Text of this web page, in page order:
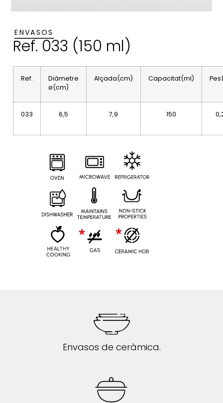
ENVASOS
Ref. 033 (150 ml)
Ref.
Diàmetre
ø(cm)
Alçada(cm) Capacitat(ml)
033 6,5 7,9 150
Envasos de ceràmica.